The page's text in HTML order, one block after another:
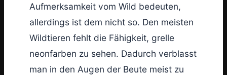
Aufmerksamkeit vom Wild bedeuten,
allerdings ist dem nicht so. Den meisten
Wildtieren fehlt die Fähigkeit, grelle
neonfarben zu sehen. Dadurch verblasst
man in den Augen der Beute meist zu